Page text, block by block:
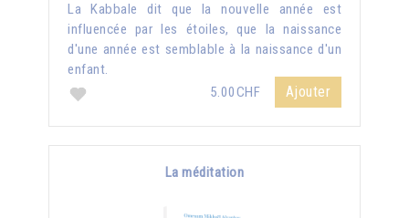
La Kabbale dit que la nouvelle année est
influencée par les étoiles, que la naissance
d'une année est semblable à la naissance d'un
enfant.
5.00CHF
Ajouter
La méditation